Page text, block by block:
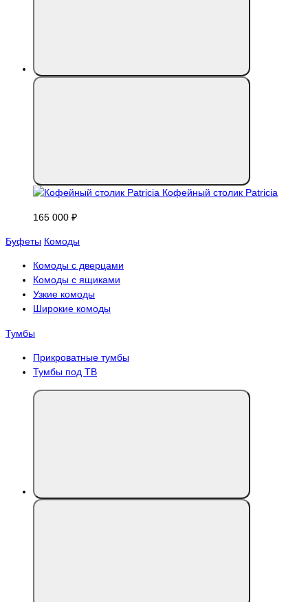
Кофейный столик Patricia
165 000 ₽
Буфеты Комоды
Комоды с дверцами
Комоды с ящиками
Узкие комоды
Широкие комоды
Тумбы
Прикроватные тумбы
Тумбы под ТВ